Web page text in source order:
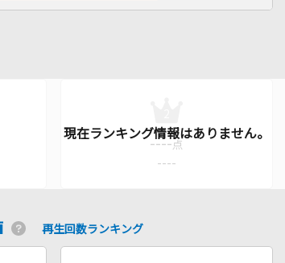
---- 点
----
再生回数ランキング